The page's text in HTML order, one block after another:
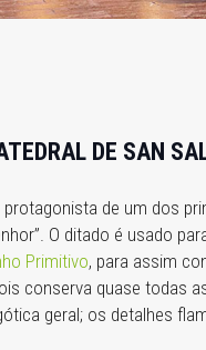
DE SAN
protagonista de um dos
O ditado é usado
Primitivo, para assim
conserva quase todas
geral; os detalhes